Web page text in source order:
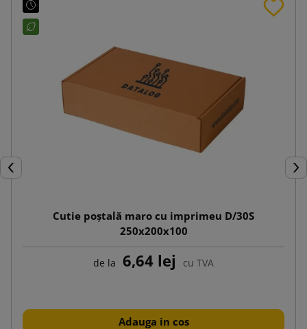
Inapoi
Cutie poștală maro cu imprimeu D/30S
250x200x100
de la 6,64 lej cu TVA
Adauga in cos